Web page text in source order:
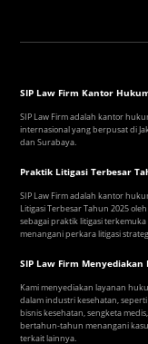
SIP Law Firm Kantor
SIP Law Firm adalah kantor
internasional yang berpusat di
dan Surabaya.
Praktik Litigasi Terbesar
SIP Law Firm adalah kantor
Litigasi Terbesar Tahun 2025
sebagai praktik litigasi
menangani perkara litigasi
SIP Law Firm
Kami menyediakan layanan
dalam industri kesehatan,
bisnis kesehatan, sengketa
bertahun-tahun menangani
terkait lainnya.